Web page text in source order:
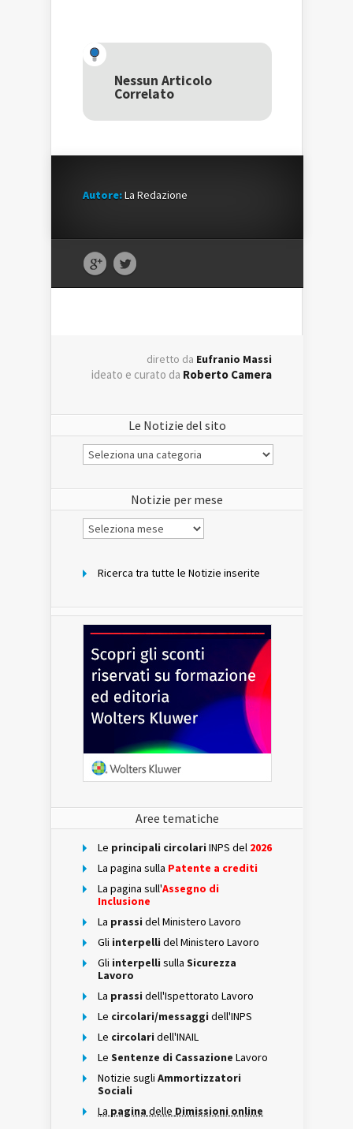
una
nuova
finestra)
nuova
finestra)
una
nuova
Nessun Articolo
Correlato
Autore:La Redazione
diretto da Eufranio Massi
ideato e curato da Roberto Camera
Le Notizie del sito
Le
Notizie
Notizie per mese
Notizie
per
Ricerca tra tutte le Notizie inserite
Aree tematiche
Le principali circolari INPS del 2026
La pagina sulla Patente a crediti
La pagina sull'Assegno di
Inclusione
La prassi del Ministero Lavoro
Gli interpelli del Ministero Lavoro
Gli interpelli sulla Sicurezza
Lavoro
La prassi dell'Ispettorato Lavoro
Le circolari/messaggi dell'INPS
Le circolari dell'INAIL
Le Sentenze di Cassazione Lavoro
Notizie sugli Ammortizzatori
Sociali
La pagina delle Dimissioni online